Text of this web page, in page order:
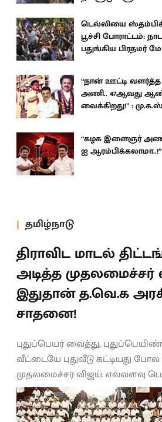
டெல்லியை
பூச்சி போராட்டம்:
பதுங்கிய பிரதமர்
“நான் ஊட்டி
அணி.. 47ஆவது
வைக்கிறது!” :
“கழக இளைஞர்
ஐ
தமிழ்நாடு
திராவிட மாடல்
அடித்த முதலமைச்சர்
இதுதான் த.வெ.க
சாதனை!
புதுப்பெயர் வைத்து,
வீட்டையே புதுவீடு கட்டியது போல
முதலமைச்சர் விஜய். எவ்வளவு